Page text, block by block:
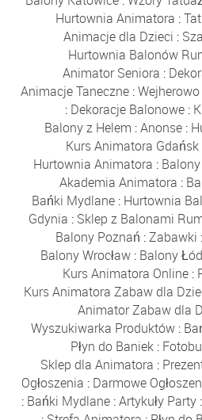
Hurtownia Animatora :
Animacje dla Dzieci :
Hurtownia Balonów
Animator Seniora :
Animacje Taneczne :Wejherowo
: Dekoracje Balonowe :
Balony z Helem :Anonse :
Kurs Animatora Gdańsk
Hurtownia Animatora : Balony
Akademia Animatora :
Bańki Mydlane : Hurtownia
Gdynia : Sklep z Balonami
Balony Poznań :Zabawki :
Balony Wrocław : Balony
Kurs Animatora Online :
Kurs Animatora Zabaw dla
Animator Zabaw dla
Wyszukiwarka Produktów :
Płyn do Baniek:
Sklep dla Animatora :
Ogłoszenia : Darmowe
: Bańki Mydlane :Artykuły Party :